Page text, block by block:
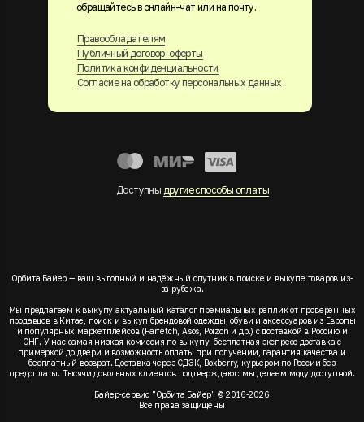
Правообладателям
Публичный договор-оферты
Политика конфиденциальности
Согласие на обработку персональных данных
Доступны другие способы оплаты
обращайтесь в онлайн-чат или на почту.
Орбита Байер — ваш выгодный и надёжный спутник в поиске и выкупе товаров из-
за рубежа.
Мы предлагаем к выкупу актуальный каталог премиальных реплик от проверенных
продавцов в Китае, поиск и выкуп брендовой одежды, обуви и аксессуаров из Европы
и популярных маркетплейсов (Farfetch, Asos, Poizon и др.) с доставкой в Россию и
СНГ. У нас самая низкая комиссия по выкупу, бесплатная экспресс доставка с
примеркой до двери и возможность оплаты при получении, гарантия качества и
бесплатный возврат. Доставка через СДЭК, Boxberry, курьером по России без
предоплаты. Тысячи довольных клиентов подтверждают: мы делаем моду доступной.
Байер-сервис "Орбита Байер" © 2016-2026
Все права защищены